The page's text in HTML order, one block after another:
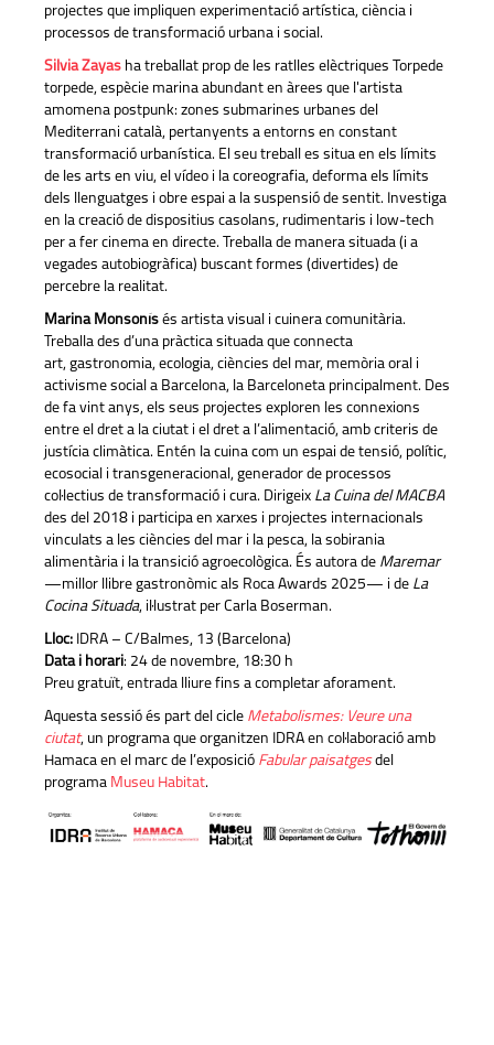
projectes que impliquen experimentació artística, ciència i
processos de transformació urbana i social.
Silvia Zayas ha treballat prop de les ratlles elèctriques Torpede
torpede, espècie marina abundant en àrees que l'artista
amomena postpunk: zones submarines urbanes del
Mediterrani català, pertanyents a entorns en constant
transformació urbanística. El seu treball es situa en els límits
de les arts en viu, el vídeo i la coreografia, deforma els límits
dels llenguatges i obre espai a la suspensió de sentit. Investiga
en la creació de dispositius casolans, rudimentaris i low-tech
per a fer cinema en directe. Treballa de manera situada (i a
vegades autobiogràfica) buscant formes (divertides) de
percebre la realitat.
Marina Monsonís és artista visual i cuinera comunitària.
Treballa des d’una pràctica situada que connecta
art, gastronomia, ecologia, ciències del mar, memòria oral i
activisme social a Barcelona, la Barceloneta principalment. Des
de fa vint anys, els seus projectes exploren les connexions
entre el dret a la ciutat i el dret a l’alimentació, amb criteris de
justícia climàtica. Entén la cuina com un espai de tensió, polític,
ecosocial i transgeneracional, generador de processos
col·lectius de transformació i cura. Dirigeix La Cuina del MACBA
des del 2018 i participa en xarxes i projectes internacionals
vinculats a les ciències del mar i la pesca, la sobirania
alimentària i la transició agroecològica. És autora de Maremar
—millor llibre gastronòmic als Roca Awards 2025— i de La
Cocina Situada, il·lustrat per Carla Boserman.
Lloc: IDRA – C/Balmes, 13 (Barcelona)
Data i horari: 24 de novembre, 18:30 h
Preu gratuït, entrada lliure fins a completar aforament.
Aquesta sessió és part del cicle Metabolismes: Veure una
ciutat, un programa que organitzen IDRA en col·laboració amb
Hamaca en el marc de l’exposició Fabular paisatgesdel
programa Museu Habitat.